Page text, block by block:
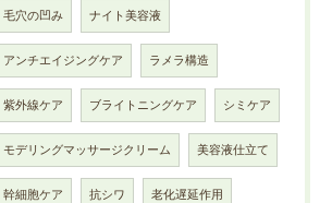
毛穴の凹み ナイト美容液
アンチエイジングケア ラメラ構造
紫外線ケア ブライトニングケア シミケア
モデリングマッサージクリーム 美容液仕立て
幹細胞ケア 抗シワ 老化遅延作用